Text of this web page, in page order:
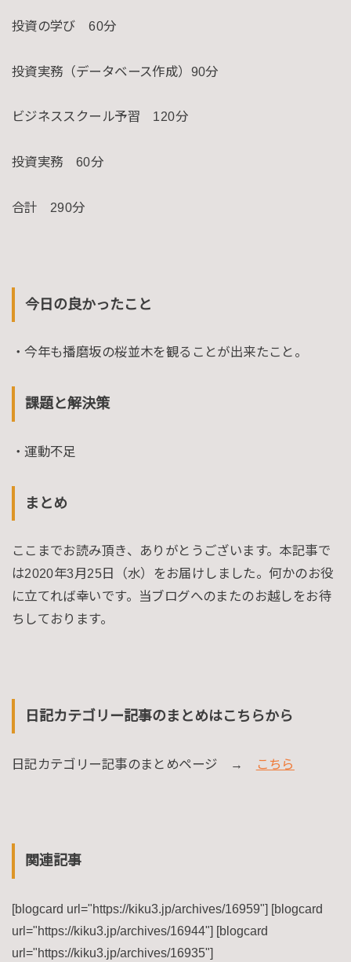
投資の学び 60分
投資実務（データベース作成）90分
ビジネススクール予習 120分
投資実務 60分
合計 290分
今日の良かったこと
・今年も播磨坂の桜並木を観ることが出来たこと。
課題と解決策
・運動不足
まとめ
ここまでお読み頂き、ありがとうございます。本記事で
は2020年3月25日（水）をお届けしました。何かのお役
に立てれば幸いです。当ブログへのまたのお越しをお待
ちしております。
日記カテゴリー記事のまとめはこちらから
日記カテゴリー記事のまとめページ → こちら
関連記事
[blogcard url="https://kiku3.jp/archives/16959"] [blogcard
url="https://kiku3.jp/archives/16944"] [blogcard
url="https://kiku3.jp/archives/16935"]